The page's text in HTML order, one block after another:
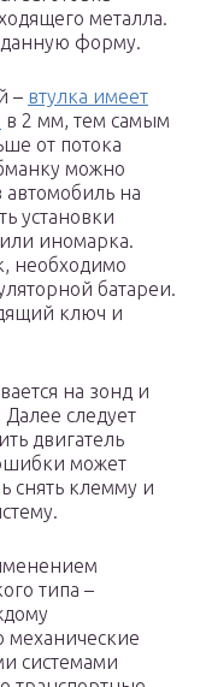
металла.
форму.
– втулка имеет
в 2 мм, тем самым
от потока
можно
автомобиль на
установки
иномарка.
необходимо
батареи.
ключ и
на зонд и
Далее следует
двигатель
может
снять клемму и
типа –
механические
системами